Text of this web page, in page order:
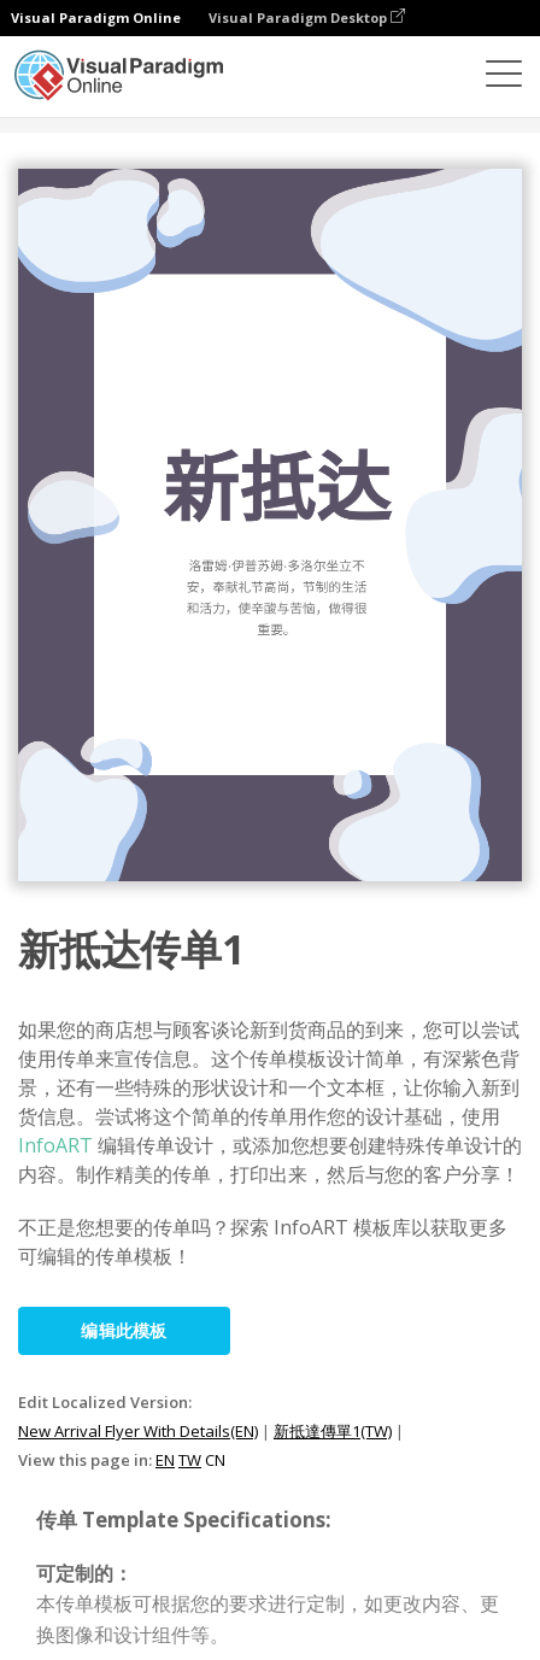
Visual Paradigm Online Visual Paradigm Desktop
新抵达传单1
如果您的商店想与顾客谈论新到货商品的到来，您可以尝试
使用传单来宣传信息。这个传单模板设计简单，有深紫色背
景，还有一些特殊的形状设计和一个文本框，让你输入新到
货信息。尝试将这个简单的传单用作您的设计基础，使用
InfoART 编辑传单设计，或添加您想要创建特殊传单设计的
内容。制作精美的传单，打印出来，然后与您的客户分享！
不正是您想要的传单吗？探索 InfoART 模板库以获取更多
可编辑的传单模板！
编辑此模板
Edit Localized Version:
New Arrival Flyer With Details(EN) | 新抵達傳單1(TW) |
View this page in:EN TWCN
传单 Template Specifications:
可定制的：
本传单模板可根据您的要求进行定制，如更改内容、更
换图像和设计组件等。